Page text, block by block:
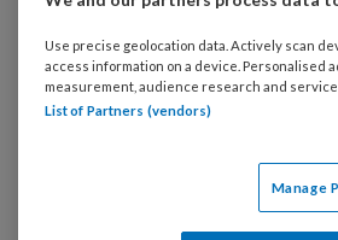
je
e-
mailadres?
Kies
je
Use precise geolocation data. Actively scan
access information on a device.
measurement, audience research and
List of Partners (vendors)
Manage